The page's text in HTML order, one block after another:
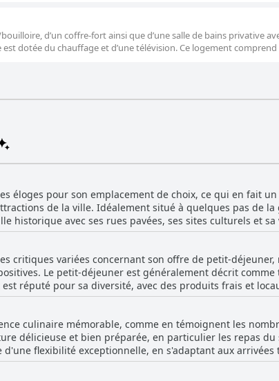
d’un coffre-fort ainsi que d’une salle de bains privative
dotée du chauffage et d’une télévision. Ce logement comprend
éloges pour son emplacement de choix, ce qui en fait
de la ville. Idéalement situé à quelques pas de
historique avec ses rues pavées, ses sites culturels et
relativement calme, ce qui convient parfaitement à
pratique pour se déplacer dans Zurich. Les principaux
du lac, sont accessibles à pied. Le quartier lui-même
à l'hôtel depuis la gare centrale et l'accessibilité globale
ville contribuent à son attrait. Avec une position
se distingue comme un excellent point de départ pour
critiques variées concernant son offre de petit-
Le petit-déjeuner est généralement décrit
réputé pour sa diversité, avec des produits frais et
fruits. L'inclusion d'éléments consistants comme du
Le petit-déjeuner, souvent décrit comme copieux et
quel point il est bien organisé, y compris la belle
de plus
de plus de plats chauds comme des œufs
ces quelques points à améliorer, le petit-déjeuner à
culinaire mémorable, comme en témoignent les
délicieuse et bien préparée, en particulier les repas
flexibilité exceptionnelle, en s'adaptant aux arrivées
apprécient les savoureuses options de déjeuner et